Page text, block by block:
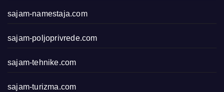
sajam-namestaja.com
sajam-poljoprivrede.com
sajam-tehnike.com
sajam-turizma.com